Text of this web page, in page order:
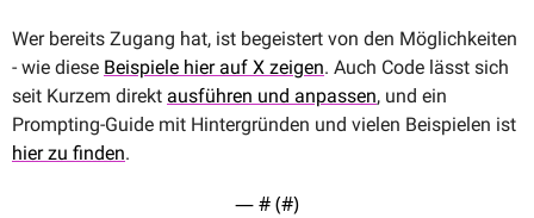
Wer bereits Zugang hat, ist begeistert von den Möglichkeiten
- wie diese Beispiele hier auf X zeigen. Auch Code lässt sich
seit Kurzem direkt ausführen und anpassen, und ein
hier zu finden.
— # (#)